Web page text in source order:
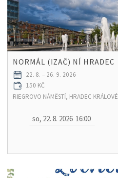
NORMÁL (IZAČ) NÍ HRADEC
22. 8. – 26. 9. 2026
150 KČ
RIEGROVO NÁMĚSTÍ, HRADEC KRÁLOVÉ
so, 22. 8. 2026 16:00